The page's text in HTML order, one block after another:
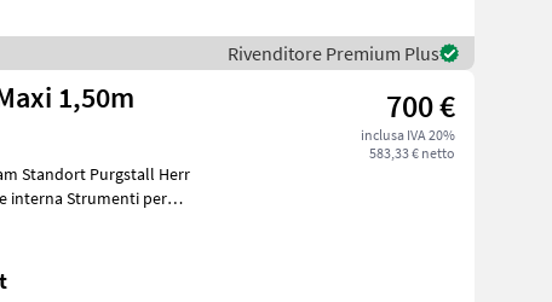
Rivenditore Premium Plus
1,50m 700 €
inclusa IVA 20%
583,33 € netto
Standort Purgstall Herr